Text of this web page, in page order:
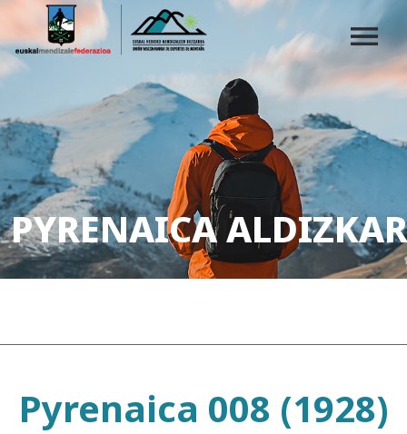
PYRENAICA
Pyrenaica 008 (1928)